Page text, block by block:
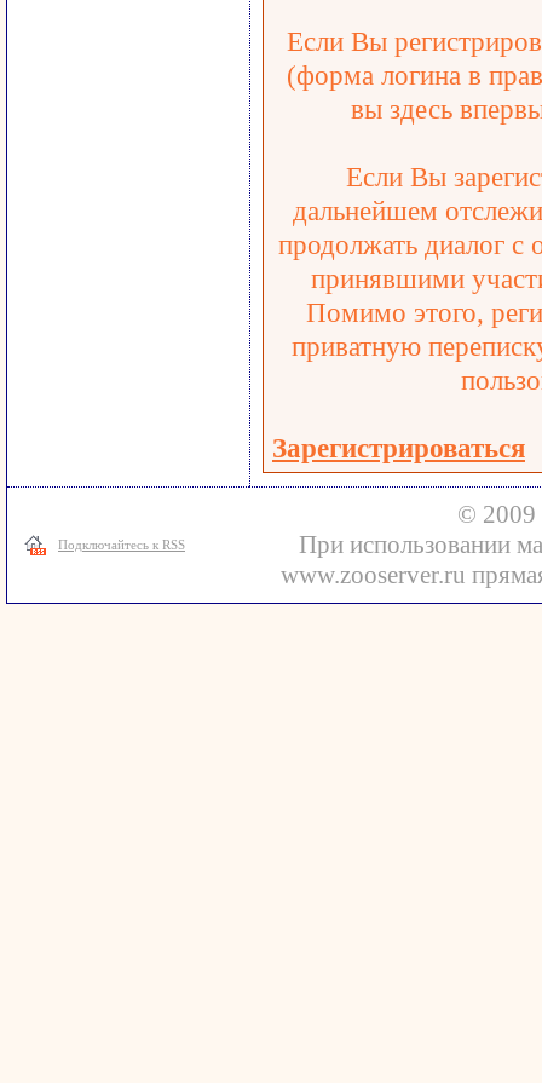
Если Вы
(форма логина в
вы здесь
Если Вы
дальнейшем
продолжать диалог с
принявшими
Помимо этого,
приватную
Зарегистрироваться
Подключайтесь к RSS
© 2009
При использовании
www.zooserver.ru